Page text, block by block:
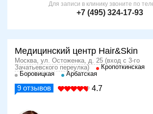
Для записи в клинику звоните по
+7 (495) 324-17-93
Медицинский центр Hair&Skin
Москва, ул. Остоженка, д. 25 (вход с 3-го
Зачатьевского переулка)
Кропоткинская
Боровицкая
Арбатская
9 отзывов 4.7